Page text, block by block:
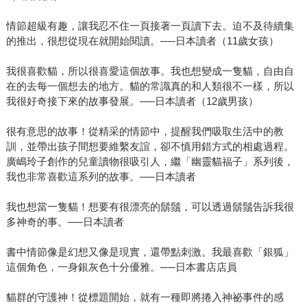
情節超級有趣，讓我忍不住一頁接著一頁讀下去。迫不及待續集
的推出，很想從現在就開始閱讀。──日本讀者（11歲女孩）
我很喜歡貓，所以很喜愛這個故事。我也想變成一隻貓，自由自
在的去每一個想去的地方。貓的常識真的和人類很不一樣，所以
我很好奇接下來的故事發展。──日本讀者（12歲男孩）
很有意思的故事！從精采的情節中，提醒我們吸取生活中的教
訓，並帶出孩子間想要維繫友誼，卻不慎用錯方式的相處過程。
廣嶋玲子創作的兒童讀物很吸引人，繼「幽靈貓福子」系列後，
我也非常喜歡這系列的故事。──日本讀者
我也想當一隻貓！想要有很漂亮的鬍鬚，可以透過鬍鬚告訴我很
多神奇的事。──日本讀者
書中情節像是幻想又像是現實，還帶點刺激。我最喜歡「銀狐」
這個角色，一身銀灰色十分優雅。──日本書店店員
貓群的守護神！從標題開始，就有一種即將捲入神祕事件的感